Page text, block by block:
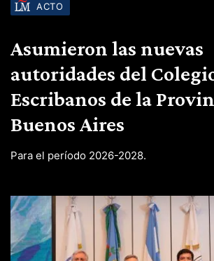
ACTO
Asumieron las nuevas
autoridades del
Escribanos de la
Buenos Aires
Para el período 2026-2028.